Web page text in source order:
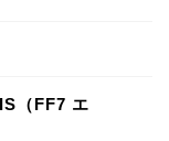
（FF7 エ